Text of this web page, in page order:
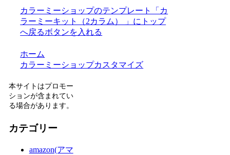
カラーミーショップのテンプレート「カ
ラーミーキット（2カラム） 」にトップ
へ戻るボタンを入れる
ホーム
カラーミーショップカスタマイズ
本サイトはプロモー
ションが含まれてい
る場合があります。
カテゴリー
amazon(アマ